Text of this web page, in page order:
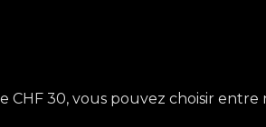
CHF 30, vous pouvez choisir